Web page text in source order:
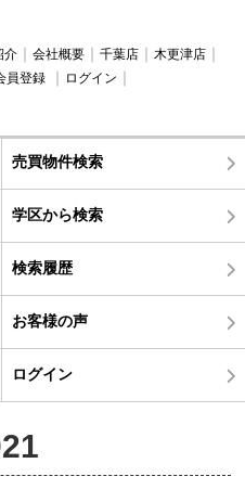
介 会社概要 千葉店
木更津店
員登録
ログイン
売買物件検索
学区から検索
検索履歴
お客様の声
ログイン